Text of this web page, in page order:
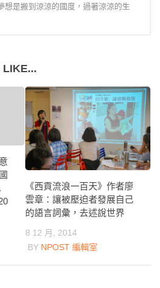
想是搬到涼涼的國度，過著涼涼的生
LIKE...
《西貢流浪一百天》作者廖
雲章：讓被壓迫者發展自己
的語言詞彙，去述說世界
8 12 月, 2014
BY NPOST 編輯室